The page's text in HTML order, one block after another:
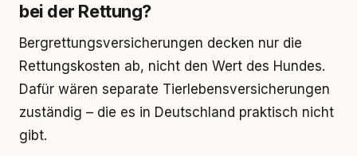
bei der Rettung?
Bergrettungsversicherungen decken nur die
Rettungskosten ab, nicht den Wert des Hundes.
Dafür wären separate Tierlebensversicherungen
zuständig – die es in Deutschland praktisch nicht
gibt.